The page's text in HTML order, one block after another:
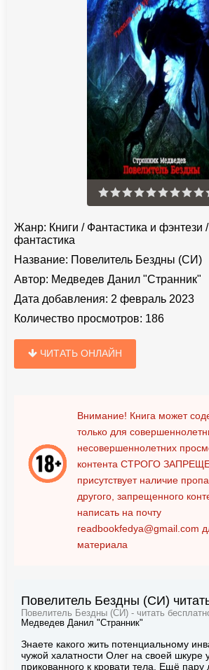
Жанр: Книги / Фантастика и фэнтези /
фантастика
Название: Повелитель Бездны (СИ)
Автор: Медведев Данил "Странник"
Дата добавления: 2 февраль 2023
Количество просмотров: 186
ЧИТАТЬ ОНЛАЙН
Внимание! Книга может
только для
несовершеннолетних
контента СТРОГО
присутствует наличие
другого, запрещенного
написать на почту
readbookfedya@gmail.com
материала
Повелитель Бездны (СИ)
Повелитель Бездны (СИ) - читать
Медведев Данил "Странник"
Знаете какого жить потенциальному
чужой халатности Олег на своей шкуре
прикованного к кровати тела. Ещё пару